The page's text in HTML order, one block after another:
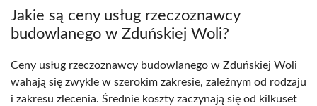
Jakie są ceny usług rzeczoznawcy
budowlanego w Zduńskiej Woli?
Ceny usług rzeczoznawcy budowlanego w Zduńskiej Woli
wahają się zwykle w szerokim zakresie, zależnym od rodzaju
i zakresu zlecenia. Średnie koszty zaczynają się od kilkuset